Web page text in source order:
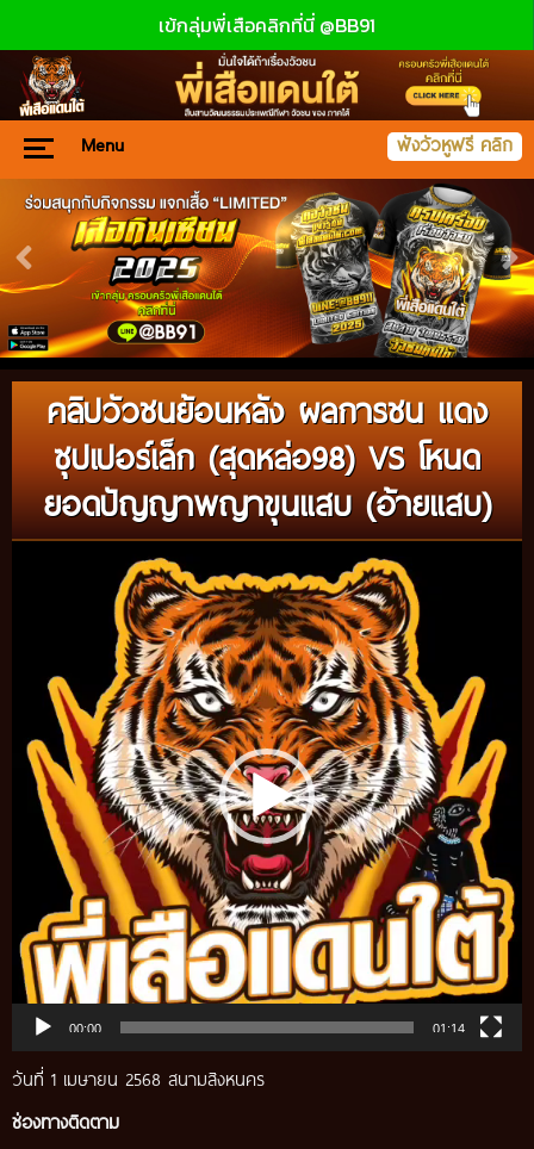
เข้กลุ่มพี่เสือคลิกที่นี่ @BB91
Menu ฟังวัวหูฟรี คลิก
คลิปวัวชนย้อนหลัง ผลการชน แดง
ซุปเปอร์เล็ก (สุดหล่อ98) VS โหนด
ยอดปัญญาพญาขุนแสบ (อ้ายแสบ)
00:00 01:14
วันที่ 1 เมษายน 2568 สนามสิงหนคร
ช่องทางติดตาม